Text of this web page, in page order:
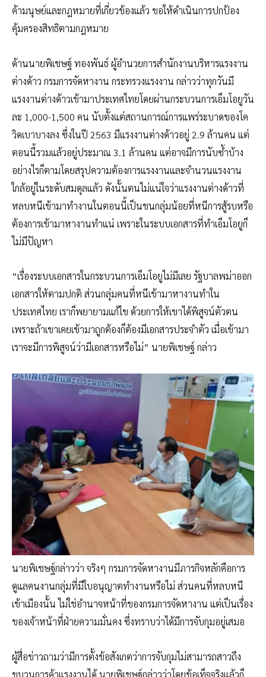
ค้ามนุษย์และกฎหมายที่เกี่ยวข้องแล้ว ขอให้ดำเนินการปกป้อง
คุ้มครองสิทธิตามกฎหมาย
ด้านนายพิเชษฐ์ ทองพันธ์ ผู้อำนวยการสำนักงานบริหารแรงงาน
ต่างด้าว กรมการจัดหางาน กระทรวงแรงงาน กล่าวว่าทุกวันมี
แรงงานต่างด้าวเข้ามาประเทศไทยโดยผ่านกระบวนการเอ็มโอยูวัน
ละ 1,000-1,500 คน นับตั้งแต่สถานการณ์การแพร่ระบาดของโค
วิดเบาบางลง ซึ่งในปี 2563 มีแรงงานต่างด้าวอยู่ 2.9 ล้านคน แต่
ตอนนี้รวมแล้วอยู่ประมาณ 3.1 ล้านคน แต่อาจมีการนับซ้ำบ้าง
อย่างไรก็ตามโดยสรุปความต้องการแรงงานและจำนวนแรงงาน
ใกล้อยู่ในระดับสมดุลแล้ว ดังนั้นตนไม่แน่ใจว่าแรงงานต่างด้าวที่
หลบหนีเข้ามาทำงานในตอนนี้เป็นชนกลุ่มน้อยที่หนีการสู้รบหรือ
ต้องการเข้ามาหางานทำแน่ เพราะในระบบเอกสารที่ทำเอ็มโอยูก็
ไม่มีปัญหา
“เรื่องระบบเอกสารในกระบวนการเอ็มโอยูไม่มีเลย รัฐบาลพม่าออก
เอกสารให้ตามปกติ ส่วนกลุ่มคนที่หนีเข้ามาหางานทำใน
ประเทศไทย เราก็พยายามแก้ไข ด้วยการให้เขาได้พิสูจน์ตัวตน
เพราะถ้าเขาเคยเข้ามาถูกต้องก็ต้องมีเอกสารประจำตัว เมื่อเข้ามา
เราจะมีการพิสูจน์ว่ามีเอกสารหรือไม่” นายพิเชษฐ์ กล่าว
นายพิเชษฐ์กล่าวว่า จริงๆ กรมการจัดหางานมีภารกิจหลักคือการ
ดูแลคนงานกลุ่มที่มีใบอนุญาตทำงานหรือไม่ ส่วนคนที่หลบหนี
เข้าเมืองนั้น ไม่ใช่อำนาจหน้าที่ของกรมการจัดหางาน แต่เป็นเรื่อง
ของเจ้าหน้าที่ฝ่ายความมั่นคง ซึ่งทราบว่าได้มีการจับกุมอยู่เสมอ
ผู้สื่อข่าวถามว่ามีการตั้งข้อสังเกตว่าการจับกุมไม่สามารถสาวถึง
ขบวนการค้าแรงงานได้ นายพิเชษฐ์กล่าวว่าโดยข้อเท็จจริงแล้วก็